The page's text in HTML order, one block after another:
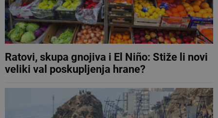
Ratovi, skupa gnojiva i El Niño: Stiže li novi
veliki val poskupljenja hrane?